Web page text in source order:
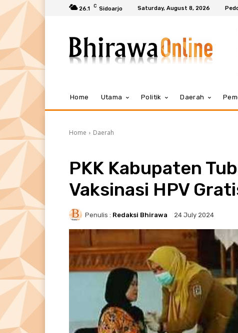
26.1 C Sidoarjo Saturday, August 8, 2026
Home Utama Politik Daerah
Home Daerah
PKK Kabupaten
Vaksinasi HPV
Penulis : Redaksi Bhirawa 24 July 2024